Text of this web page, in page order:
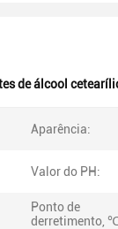
de álcool
Aparência:
Valor do PH:
Ponto de
derretimento,